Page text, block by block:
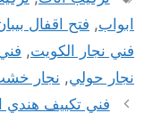
ابواب, فتح اقفال
فني نجار الكويت,
نجار حولي, نجار